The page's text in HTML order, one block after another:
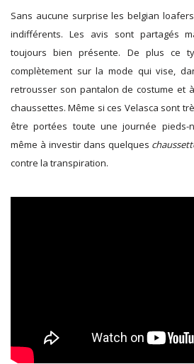
Sans aucune surprise les belgian
indifférents. Les avis sont partagés
toujours bien présente. De plus ce
complètement sur la mode qui vise,
retrousser son pantalon de costume et
chaussettes. Même si ces Velasca sont
être portées toute une journée pieds-
même à investir dans quelques
contre la transpiration.